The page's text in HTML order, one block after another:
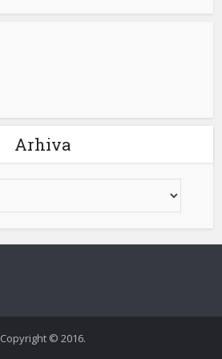
Arhiva
Copyright © 2016.